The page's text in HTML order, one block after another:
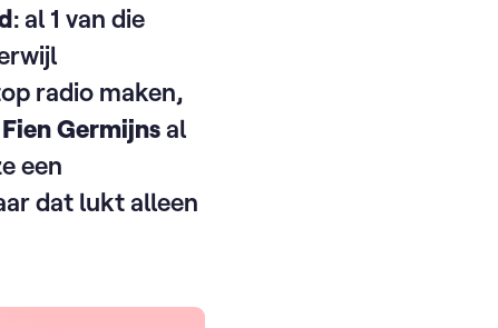
: al 1 van die
radio maken,
Germijns al
een
dat lukt alleen